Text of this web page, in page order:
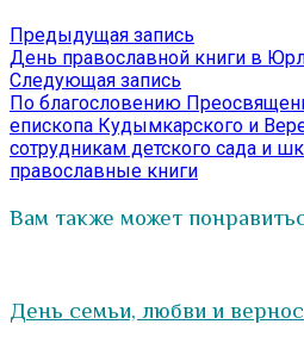
Навигация
по
записям
Предыдущая запись
запись:
День православной книги в
Следующая запись
запись:
По благословению
епископа Кудымкарского и
сотрудникам детского сада и
православные книги
Вам также может
День семьи, любви и